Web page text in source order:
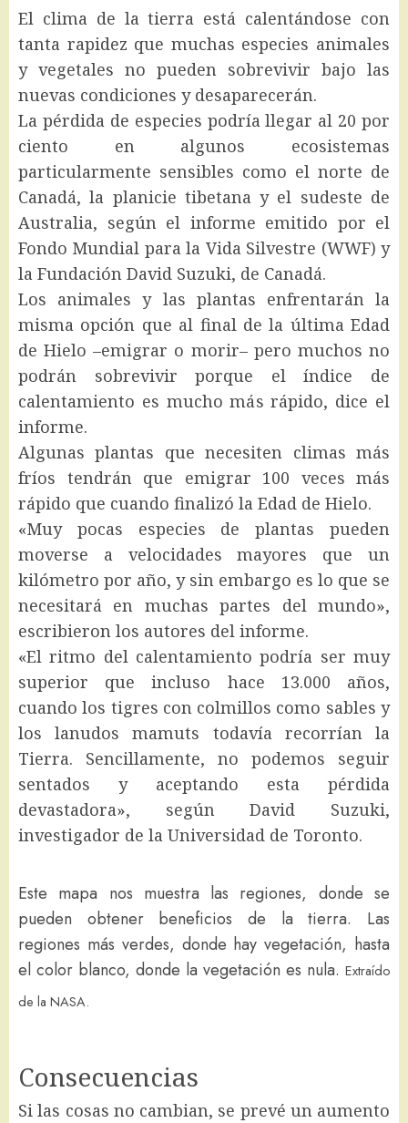
El clima de la tierra está calentándose con
tanta rapidez que muchas especies animales
y vegetales no pueden sobrevivir bajo las
nuevas condiciones y desaparecerán.
La pérdida de especies podría llegar al 20 por
ciento en algunos ecosistemas
particularmente sensibles como el norte de
Canadá, la planicie tibetana y el sudeste de
Australia, según el informe emitido por el
Fondo Mundial para la Vida Silvestre (WWF) y
la Fundación David Suzuki, de Canadá.
Los animales y las plantas enfrentarán la
misma opción que al final de la última Edad
de Hielo –emigrar o morir– pero muchos no
podrán sobrevivir porque el índice de
calentamiento es mucho más rápido, dice el
informe.
Algunas plantas que necesiten climas más
fríos tendrán que emigrar 100 veces más
rápido que cuando finalizó la Edad de Hielo.
«Muy pocas especies de plantas pueden
moverse a velocidades mayores que un
kilómetro por año, y sin embargo es lo que se
necesitará en muchas partes del mundo»,
escribieron los autores del informe.
«El ritmo del calentamiento podría ser muy
superior que incluso hace 13.000 años,
cuando los tigres con colmillos como sables y
los lanudos mamuts todavía recorrían la
Tierra. Sencillamente, no podemos seguir
sentados y aceptando esta pérdida
devastadora», según David Suzuki,
investigador de la Universidad de Toronto.
Este mapa nos muestra las regiones, donde se
pueden obtener beneficios de la tierra. Las
regiones más verdes, donde hay vegetación, hasta
el color blanco, donde la vegetación es nula. Extraído
de la NASA.
Consecuencias
Si las cosas no cambian, se prevé un aumento